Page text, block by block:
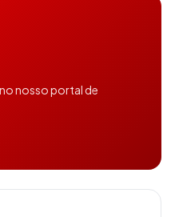
nosso portal de